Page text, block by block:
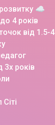
☁️
4 років
від 1.5-4
3х років